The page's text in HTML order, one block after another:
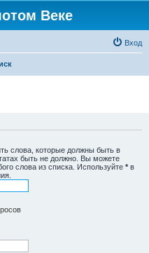
Веке
Вход
слова, которые должны быть в
быть не должно. Вы можете
слова из списка. Используйте * в